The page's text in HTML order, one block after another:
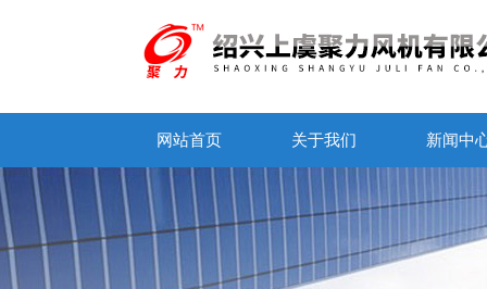
网站首页 关于我们 新闻中